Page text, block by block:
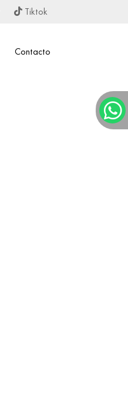
Tiktok
Contacto